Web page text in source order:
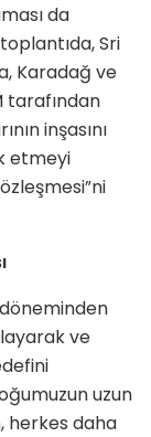
da
Sri
Karadağ ve
tarafından
inşasını
etmeyi
ve
uzun
herkes daha